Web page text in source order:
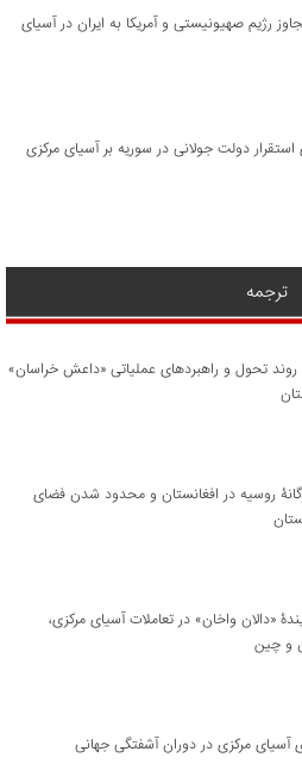
رژیم صهیونیستی و آمریکا به ایران در آسیای
استقرار دولت جولانی در سوریه بر آسیای مرکزی
ترجمه
روند تحول و راهبردهای عملیاتی «داعش خراسان»
روسیه در افغانستان و محدود شدن فضای
«دالان واخان» در تعاملات آسیای مرکزی،
و چین
مرکزی در دوران آشفتگی جهانی